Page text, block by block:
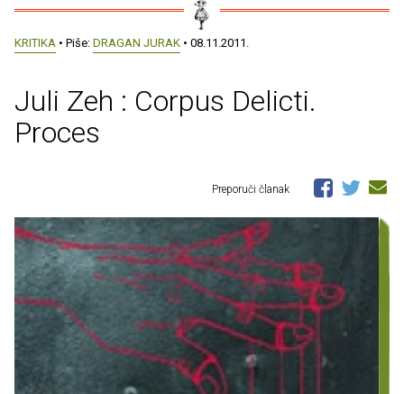
KRITIKA • Piše: DRAGAN JURAK • 08.11.2011.
Juli Zeh : Corpus Delicti.
Proces
Preporuči članak